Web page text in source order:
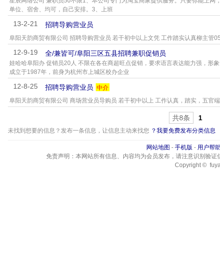
单位、宿舍、均可，自己安排。3、上班
13-2-21 招聘导购营业员
阜阳天韵商贸有限公司 招聘导购营业员 若干初中以上文凭 工作踏实认真柳主管
12-9-19 全/兼皆可/阜阳三区五县招聘兼职促销员
娃哈哈阜阳办 促销员20人 不限在各在商超旺点促销，要求语言表达能力强，形
成立于1987年，前身为杭州市上城区校办企业
12-8-25 招聘导购营业员 中介
阜阳天韵商贸有限公司 商场营业员导购员 若干初中以上 工作认真，踏实，五官
共8条 1
未找到想要的信息？发布一条信息，让信息主动来找您 ？我要免费发布分类信息
网站地图 - 手机版 - 用户帮
免责声明：本网站所有信息、内容均为会员发布，请注意识别验
Copyright ©